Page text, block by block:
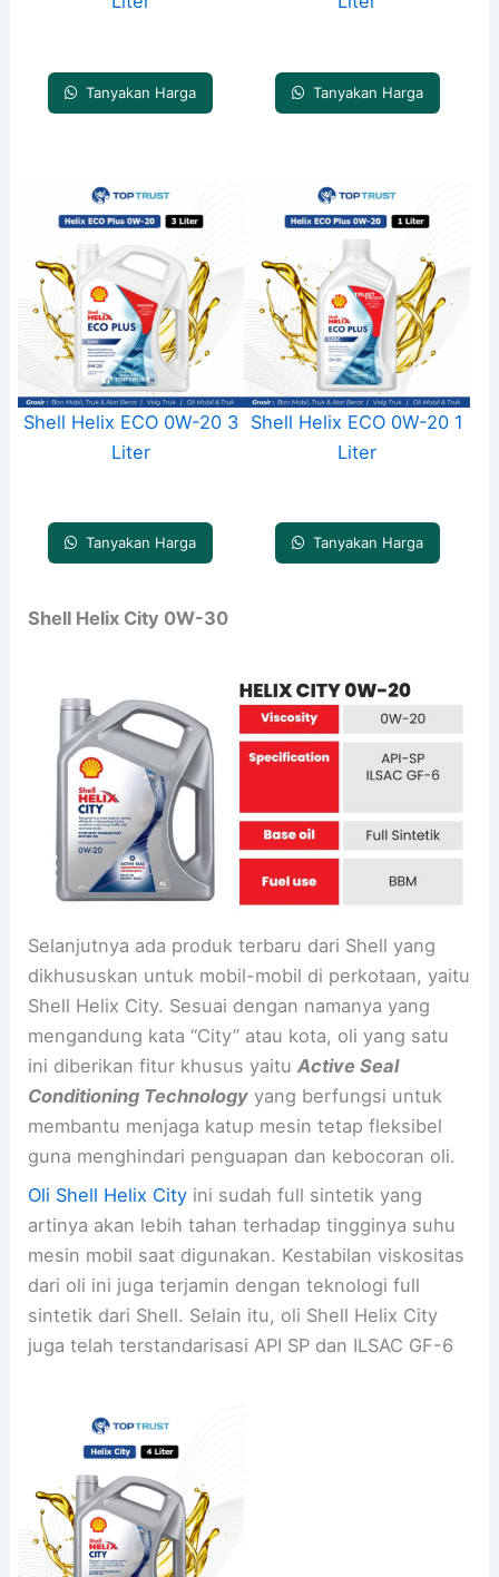
Tanyakan Harga Tanyakan Harga
Shell Helix ECO 0W-20 3
Liter
Tanyakan Harga
Shell Helix ECO 0W-20 1
Liter
Tanyakan Harga
Shell Helix City 0W-30
Selanjutnya ada produk terbaru dari Shell yang
dikhususkan untuk mobil-mobil di perkotaan, yaitu
Shell Helix City. Sesuai dengan namanya yang
mengandung kata “City” atau kota, oli yang satu
ini diberikan fitur khusus yaituActive Seal
Conditioning Technology yang berfungsi untuk
membantu menjaga katup mesin tetap fleksibel
guna menghindari penguapan dan kebocoran oli.
Oli Shell Helix City ini sudah full sintetik yang
artinya akan lebih tahan terhadap tingginya suhu
mesin mobil saat digunakan. Kestabilan viskositas
dari oli ini juga terjamin dengan teknologi full
sintetik dari Shell. Selain itu, oli Shell Helix City
juga telah terstandarisasi API SP dan ILSAC GF-6